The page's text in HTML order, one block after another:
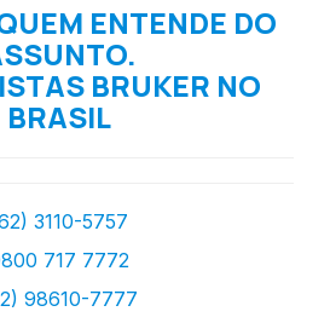
ENTENDE DO
BRUKER NO
BRASIL
3110-5757
717 7772
98610-7777